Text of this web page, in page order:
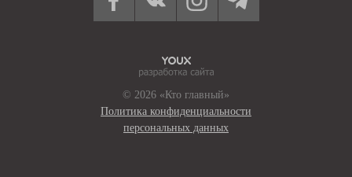
© 2026 «Кто главный»
Политика конфиденциальности
персональных данных